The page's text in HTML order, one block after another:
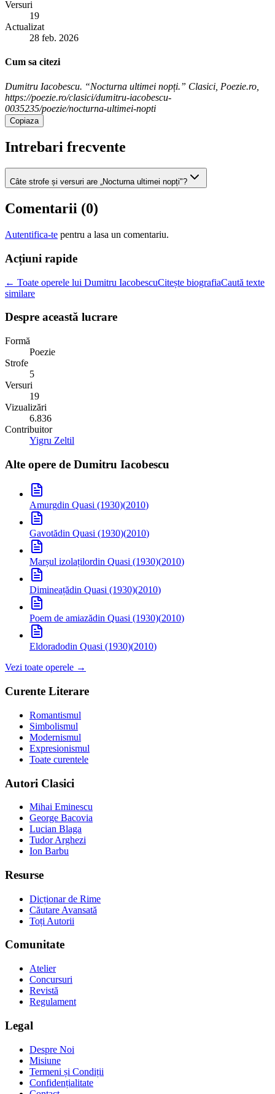
Versuri
19
Actualizat
28 feb. 2026
Cum sa citezi
Dumitru Iacobescu. “Nocturna ultimei nopți.” Clasici, Poezie.ro,
https://poezie.ro/clasici/dumitru-iacobescu-
0035235/poezie/nocturna-ultimei-nopti
Copiaza
Intrebari frecvente
Câte strofe și versuri are „Nocturna ultimei nopți"?
Comentarii (0)
Autentifica-te pentru a lasa un comentariu.
Acțiuni rapide
← Toate operele lui Dumitru IacobescuCitește biografiaCaută texte
similare
Despre această lucrare
Formă
Poezie
Strofe
5
Versuri
19
Vizualizări
6.836
Contribuitor
Yigru Zeltil
Alte opere de Dumitru Iacobescu
Amurgdin Quasi (1930)(2010)
Gavotădin Quasi (1930)(2010)
Marșul izolațilordin Quasi (1930)(2010)
Dimineațădin Quasi (1930)(2010)
Poem de amiazădin Quasi (1930)(2010)
Eldoradodin Quasi (1930)(2010)
Vezi toate operele →
Curente Literare
Romantismul
Simbolismul
Modernismul
Expresionismul
Toate curentele
Autori Clasici
Mihai Eminescu
George Bacovia
Lucian Blaga
Tudor Arghezi
Ion Barbu
Resurse
Dicționar de Rime
Căutare Avansată
Toți Autorii
Comunitate
Atelier
Concursuri
Revistă
Regulament
Legal
Despre Noi
Misiune
Termeni și Condiții
Confidențialitate